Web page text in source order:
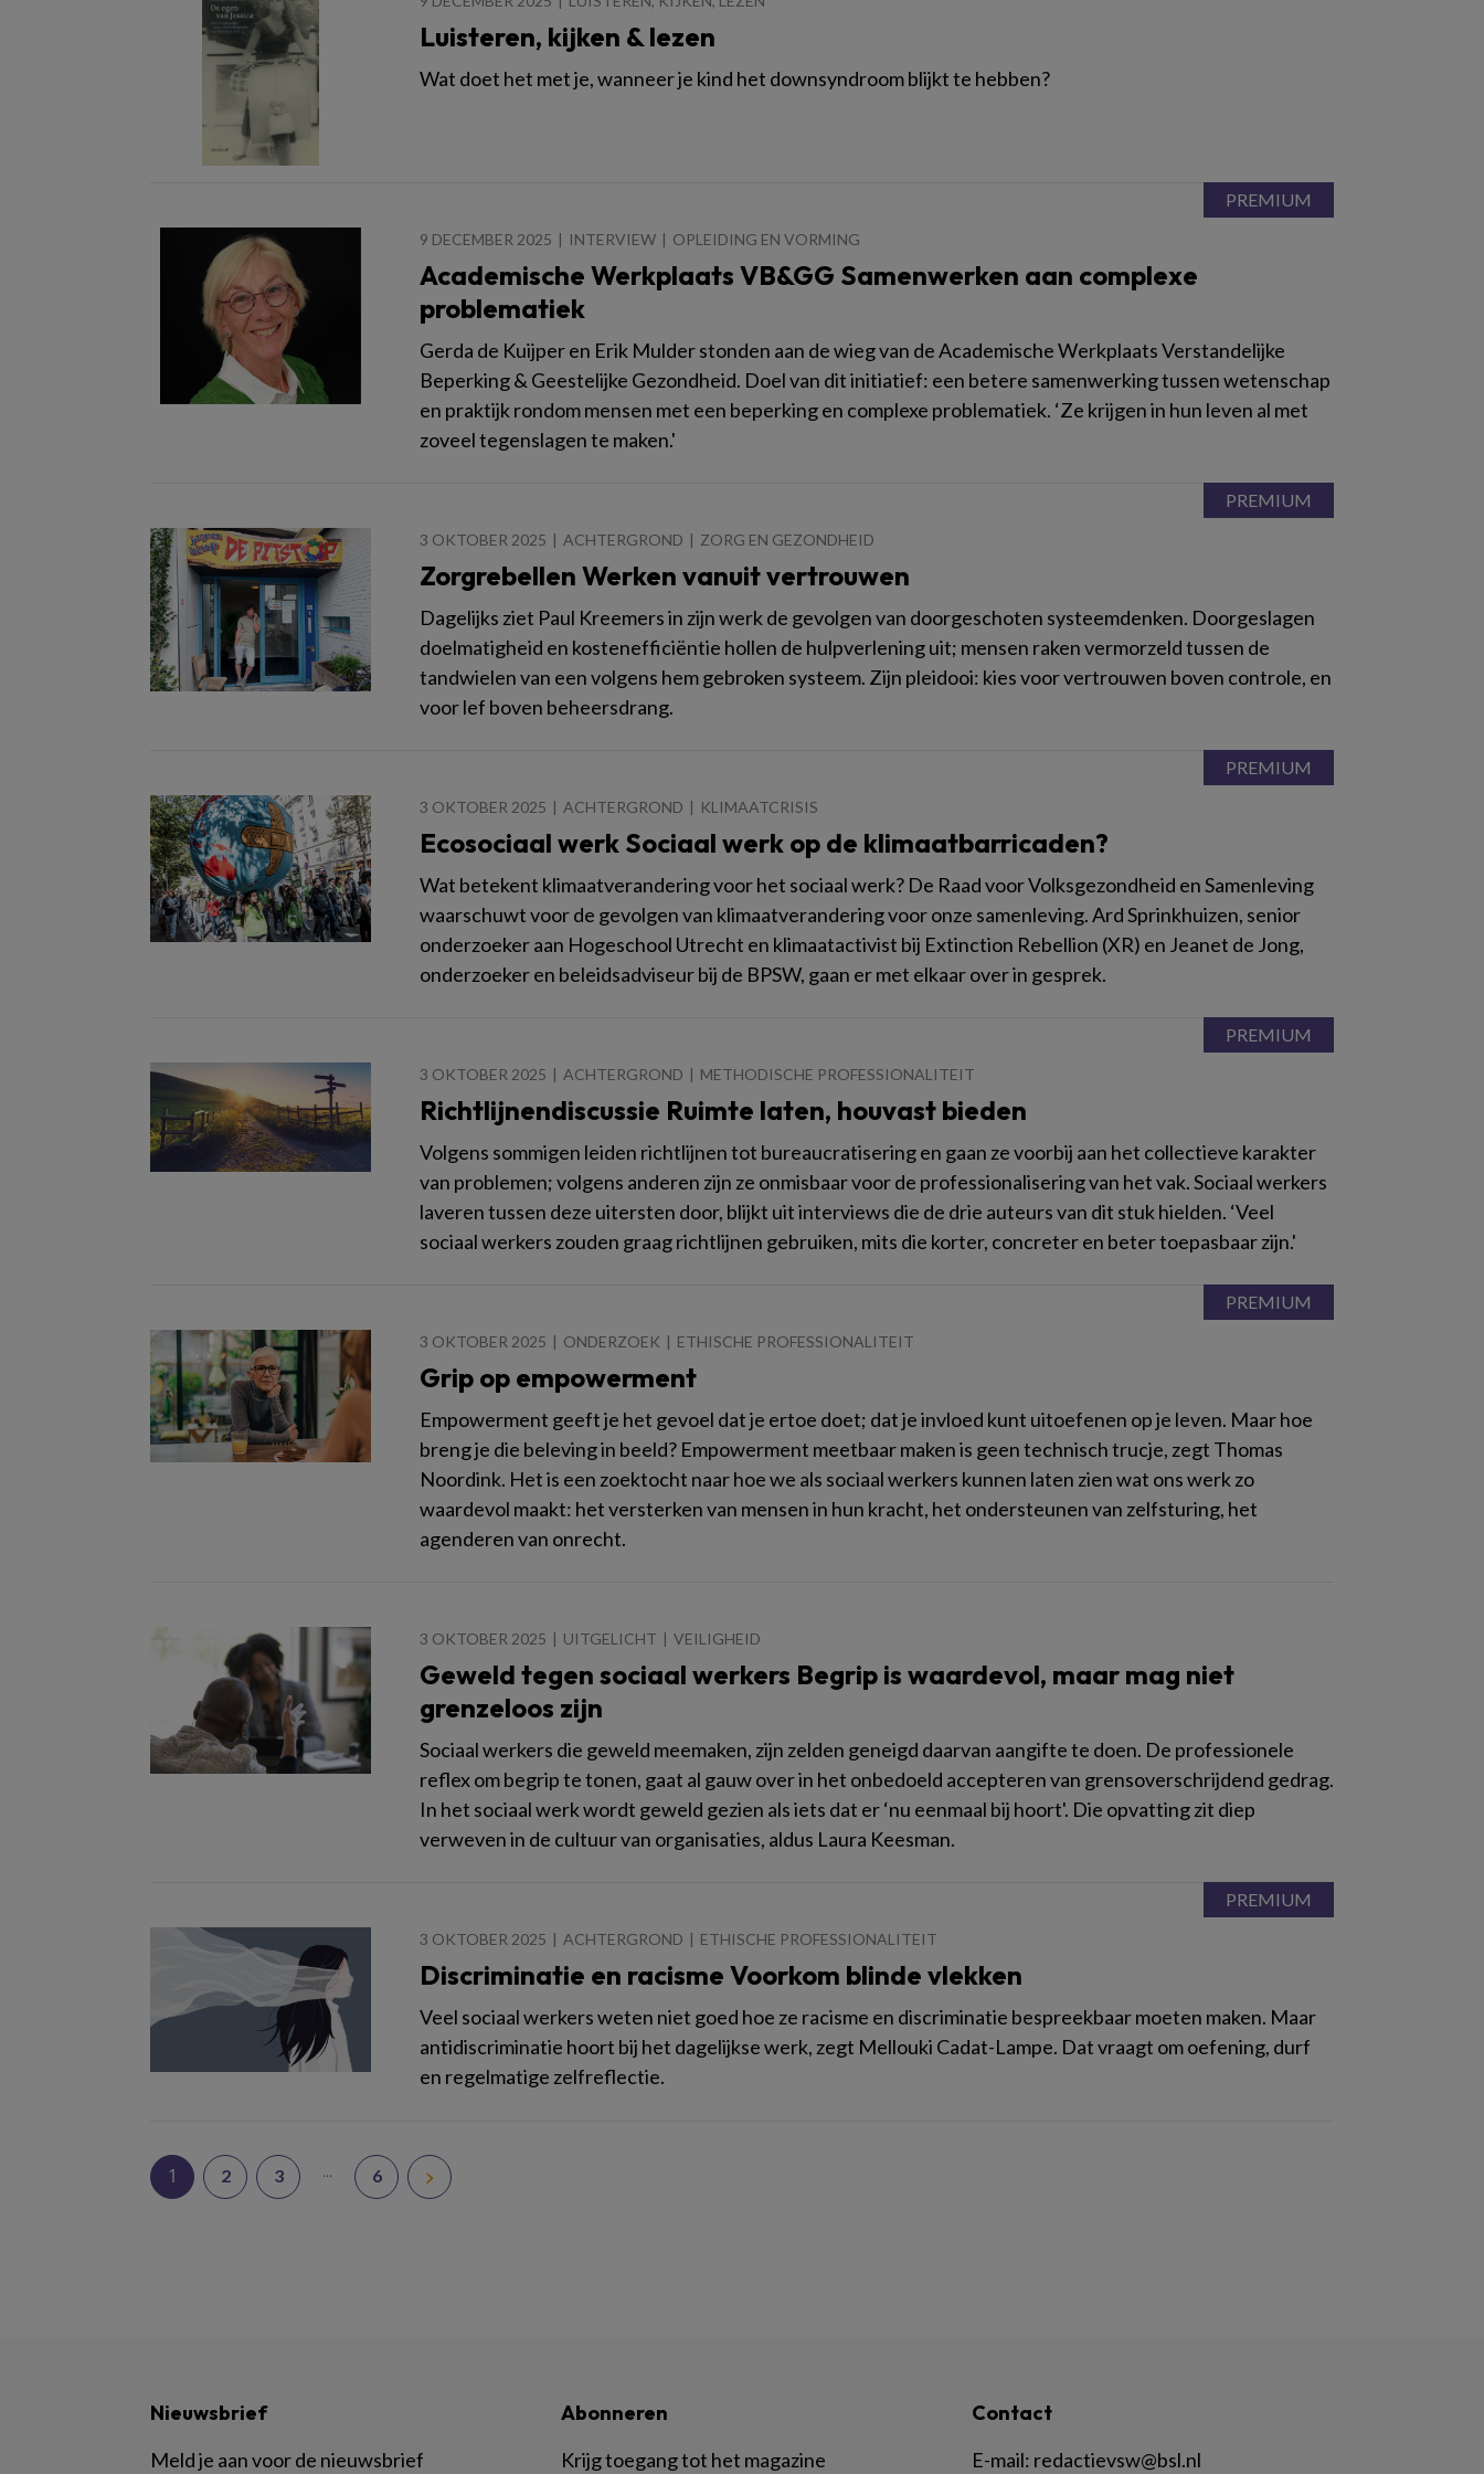
Luisteren, kijken & lezen
Wat doet het met je, wanneer je kind het downsyndroom blijkt te hebben?
9 DECEMBER 2025 INTERVIEW OPLEIDING EN VORMING
Academische Werkplaats VB&GG Samenwerken aan complexe
problematiek
Gerda de Kuijper en Erik Mulder stonden aan de wieg van de Academische Werkplaats Verstandelijke
Beperking & Geestelijke Gezondheid. Doel van dit initiatief: een betere samenwerking tussen wetenschap
en praktijk rondom mensen met een beperking en complexe problematiek. ‘Ze krijgen in hun leven al met
zoveel tegenslagen te maken.'
3 OKTOBER 2025 ACHTERGROND ZORG EN GEZONDHEID
Zorgrebellen Werken vanuit vertrouwen
Dagelijks ziet Paul Kreemers in zijn werk de gevolgen van doorgeschoten systeemdenken. Doorgeslagen
doelmatigheid en kostenefficiëntie hollen de hulpverlening uit; mensen raken vermorzeld tussen de
tandwielen van een volgens hem gebroken systeem. Zijn pleidooi: kies voor vertrouwen boven controle, en
voor lef boven beheersdrang.
3 OKTOBER 2025 ACHTERGROND KLIMAATCRISIS
Ecosociaal werk Sociaal werk op de klimaatbarricaden?
Wat betekent klimaatverandering voor het sociaal werk? De Raad voor Volksgezondheid en Samenleving
waarschuwt voor de gevolgen van klimaatverandering voor onze samenleving. Ard Sprinkhuizen, senior
onderzoeker aan Hogeschool Utrecht en klimaatactivist bij Extinction Rebellion (XR) en Jeanet de Jong,
onderzoeker en beleidsadviseur bij de BPSW, gaan er met elkaar over in gesprek.
3 OKTOBER 2025 ACHTERGROND METHODISCHE PROFESSIONALITEIT
Richtlijnendiscussie Ruimte laten, houvast bieden
Volgens sommigen leiden richtlijnen tot bureaucratisering en gaan ze voorbij aan het collectieve karakter
van problemen; volgens anderen zijn ze onmisbaar voor de professionalisering van het vak. Sociaal werkers
laveren tussen deze uitersten door, blijkt uit interviews die de drie auteurs van dit stuk hielden. ‘Veel
sociaal werkers zouden graag richtlijnen gebruiken, mits die korter, concreter en beter toepasbaar zijn.'
3 OKTOBER 2025 ONDERZOEK ETHISCHE PROFESSIONALITEIT
Grip op empowerment
Empowerment geeft je het gevoel dat je ertoe doet; dat je invloed kunt uitoefenen op je leven. Maar hoe
breng je die beleving in beeld? Empowerment meetbaar maken is geen technisch trucje, zegt Thomas
Noordink. Het is een zoektocht naar hoe we als sociaal werkers kunnen laten zien wat ons werk zo
waardevol maakt: het versterken van mensen in hun kracht, het ondersteunen van zelfsturing, het
agenderen van onrecht.
3 OKTOBER 2025 UITGELICHT VEILIGHEID
Geweld tegen sociaal werkers Begrip is waardevol, maar mag niet
grenzeloos zijn
Sociaal werkers die geweld meemaken, zijn zelden geneigd daarvan aangifte te doen. De professionele
reflex om begrip te tonen, gaat al gauw over in het onbedoeld accepteren van grensoverschrijdend gedrag.
In het sociaal werk wordt geweld gezien als iets dat er ‘nu eenmaal bij hoort'. Die opvatting zit diep
verweven in de cultuur van organisaties, aldus Laura Keesman.
3 OKTOBER 2025 ACHTERGROND ETHISCHE PROFESSIONALITEIT
Discriminatie en racisme Voorkom blinde vlekken
Veel sociaal werkers weten niet goed hoe ze racisme en discriminatie bespreekbaar moeten maken. Maar
antidiscriminatie hoort bij het dagelijkse werk, zegt Mellouki Cadat-Lampe. Dat vraagt om oefening, durf
en regelmatige zelfreflectie.
1 2 3 ... 6
Nieuwsbrief
Meld je aan voor de nieuwsbrief
Abonneren
Krijg toegang tot het magazine
Contact
E-mail: redactievsw@bsl.nl